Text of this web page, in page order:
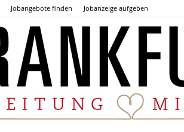
Jobangebote finden Jobanzeige aufgeben